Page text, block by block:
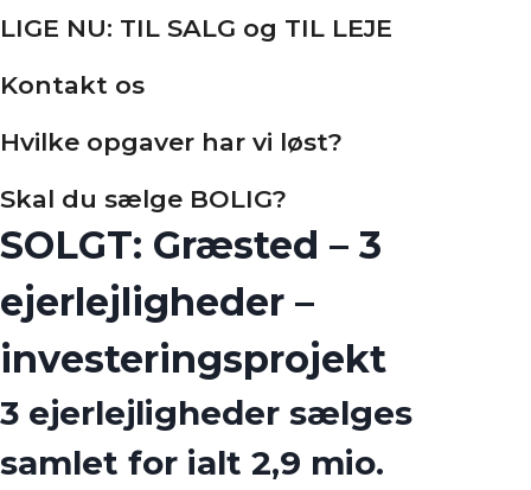
LIGE NU: TIL SALG og TIL LEJE
Kontakt os
Hvilke opgaver har vi løst?
Skal du sælge BOLIG?
SOLGT: Græsted – 3
ejerlejligheder –
investeringsprojekt
3 ejerlejligheder sælges
samlet for ialt 2,9 mio.